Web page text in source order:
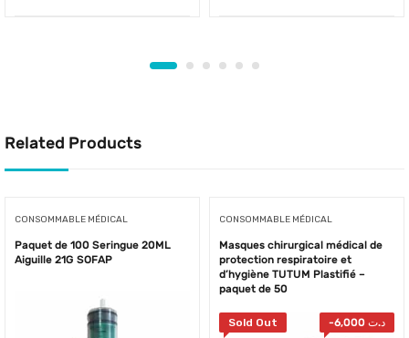
Related Products
CONSOMMABLE MÉDICAL
Paquet de 100 Seringue 20ML
Aiguille 21G SOFAP
CONSOMMABLE MÉDICAL
Masques chirurgical médical de
protection respiratoire et
d’hygiène TUTUM Plastifié –
paquet de 50
Sold Out - د.ت